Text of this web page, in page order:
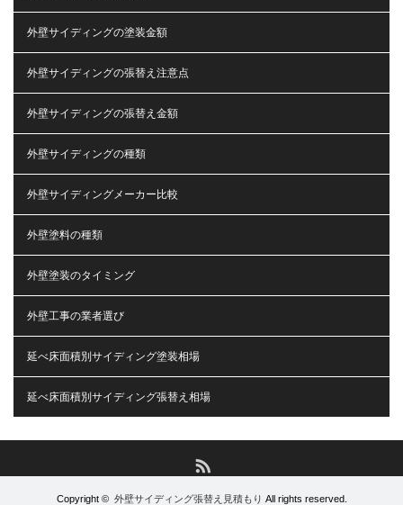
外壁サイディングの塗装金額
外壁サイディングの張替え注意点
外壁サイディングの張替え金額
外壁サイディングの種類
外壁サイディングメーカー比較
外壁塗料の種類
外壁塗装のタイミング
外壁工事の業者選び
延べ床面積別サイディング塗装相場
延べ床面積別サイディング張替え相場
Copyright © 外壁サイディング張替え見積もり All rights reserved.